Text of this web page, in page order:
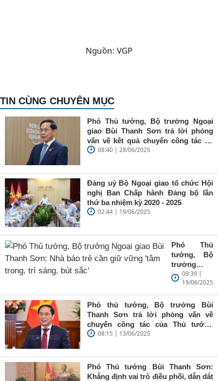
Nguồn: VGP
TIN CÙNG CHUYÊN MỤC
Phó Thủ tướng, Bộ trưởng Ngoại
giao Bùi Thanh Sơn trả lời phỏng
vấn về kết quả chuyến công tác tại
Trung Quốc của Thủ tướng Chính
08:40 | 28/06/2025
Đảng uỷ Bộ Ngoại giao tổ chức Hội
nghị Ban Chấp hành Đảng bộ lần
thứ ba nhiệm kỳ 2020 - 2025
02:44 | 19/06/2025
Phó Thủ
tướng, Bộ
trưởng
Ngoại giao
Bùi Thanh
Sơn: Nhà
báo trẻ cần
giữ vững
'tâm trong,
09:39 |
19/06/2025
Phó thủ tướng, Bộ trưởng Bùi
Thanh Sơn trả lời phỏng vấn về
chuyến công tác của Thủ tướng
Chính phủ đến Estonia, Pháp và
08:15 | 13/06/2025
Phó Thủ tướng Bùi Thanh Sơn:
Khẳng định vai trò điều phối, dẫn dắt